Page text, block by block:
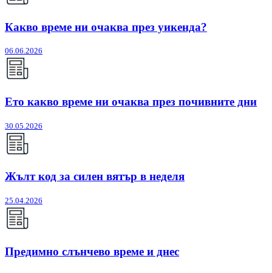
Какво време ни очаква през уикенда?
06.06.2026
Ето какво време ни очаква през почивните дни
30.05.2026
Жълт код за силен вятър в неделя
25.04.2026
Предимно слънчево време и днес